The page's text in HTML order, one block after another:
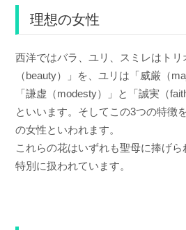
理想の女性
西洋ではバラ、ユリ、スミレはトリ
（beauty）」を、ユリは「威厳（
「謙虚（modesty）」と「誠実（
といいます。そしてこの3つの特徴
の女性といわれます。
これらの花はいずれも聖母に捧げ
特別に扱われています。